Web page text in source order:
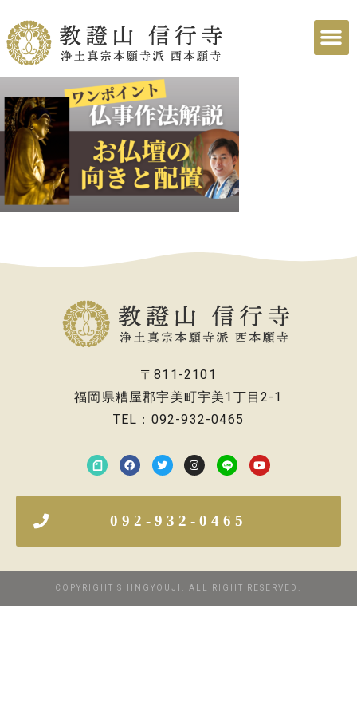
〒811-2101
福岡県糟屋郡宇美町宇美1丁目2-1
TEL：092-932-0465
092-932-0465
COPYRIGHT SHINGYOUJI. ALL RIGHT RESERVED.